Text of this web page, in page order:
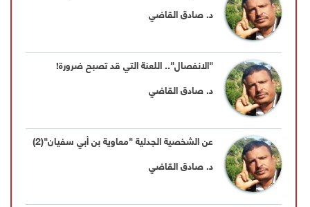
د. صادق القاضي
"الانفصال".. اللعنة التي قد تصبح ضرورة!
د. صادق القاضي
عن الشخصية الجدلية "معاوية بن أبي سفيان"(2)
د. صادق القاضي